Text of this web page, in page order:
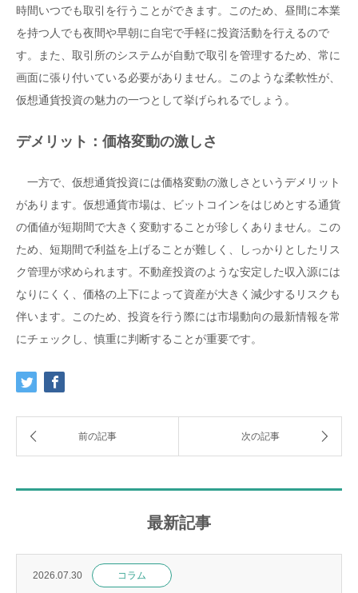
時間いつでも取引を行うことができます。このため、昼間に本業
を持つ人でも夜間や早朝に自宅で手軽に投資活動を行えるので
す。また、取引所のシステムが自動で取引を管理するため、常に
画面に張り付いている必要がありません。このような柔軟性が、
仮想通貨投資の魅力の一つとして挙げられるでしょう。
デメリット：価格変動の激しさ
一方で、仮想通貨投資には価格変動の激しさというデメリット
があります。仮想通貨市場は、ビットコインをはじめとする通貨
の価値が短期間で大きく変動することが珍しくありません。この
ため、短期間で利益を上げることが難しく、しっかりとしたリス
ク管理が求められます。不動産投資のような安定した収入源には
なりにくく、価格の上下によって資産が大きく減少するリスクも
伴います。このため、投資を行う際には市場動向の最新情報を常
にチェックし、慎重に判断することが重要です。
最新記事
2026.07.30 コラム